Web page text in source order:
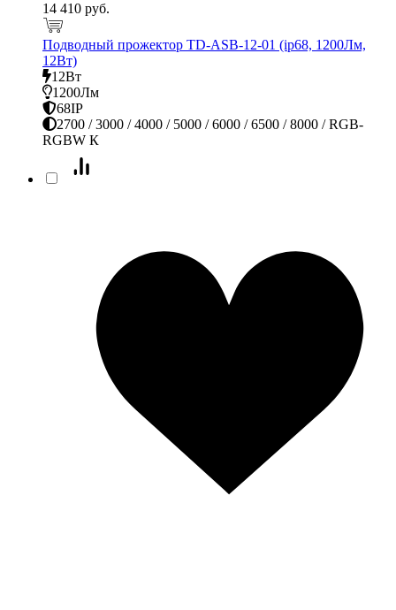
14 410 руб.
Подводный прожектор TD-ASB-12-01 (ip68, 1200Лм,
12Вт)
12Вт
1200Лм
68IP
2700 / 3000 / 4000 / 5000 / 6000 / 6500 / 8000 / RGB-
RGBW К